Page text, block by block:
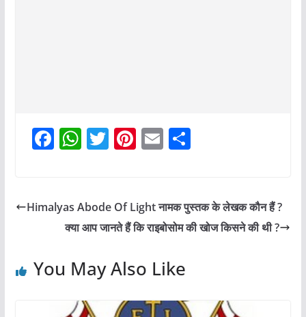
F
e
b
o
W
s
A
p
T
er
Pi
e
st
E
l
S
e
Himalyas Abode Of Light नामक पुस्तक के लेखक कौन हैं ?
क्या आप जानते हैं कि राइबोसोम की खोज किसने की थी ?
You May Also Like